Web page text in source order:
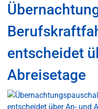
entscheidet
Abreisetage